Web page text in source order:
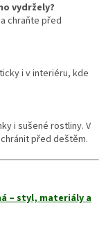
vydržely?
chraňte před
i v interiéru, kde
i sušené rostliny. V
před deštěm.
– styl, materiály a